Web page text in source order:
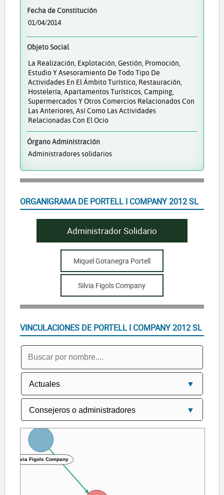
Fecha de Constitución
01/04/2014
Objeto Social
La Realización, Explotación, Gestión, Promoción,
Estudio Y Asesoramiento De Todo Tipo De
Actividades En El Ámbito Turístico, Restauración,
Hostelería, Apartamentos Turísticos, Camping,
Supermercados Y Otros Comercios Relacionados Con
Las Anteriores, Así Como Las Actividades
Relacionadas Con El Ocio
Órgano Administración
Administradores solidarios
ORGANIGRAMA DE PORTELL I COMPANY 2012 SL
Administrador Solidario
Miquel Gotanegra Portell
Silvia Figols Company
VINCULACIONES DE PORTELL I COMPANY 2012 SL
Silvia Figols Company